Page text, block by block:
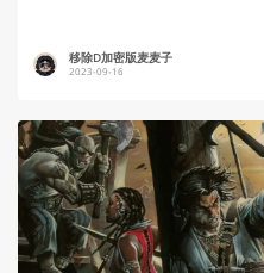
移除D加密版麦麦子
2023-09-16